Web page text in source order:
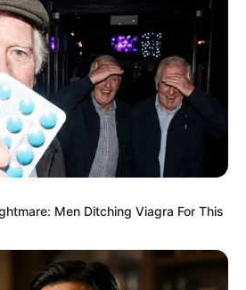
Men Ditching Viagra For This